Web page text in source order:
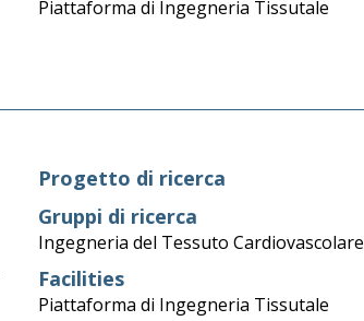
Piattaforma di Ingegneria Tissutale
Progetto di ricerca
Gruppi di ricerca
Ingegneria del Tessuto Cardiovascolare
Facilities
Piattaforma di Ingegneria Tissutale